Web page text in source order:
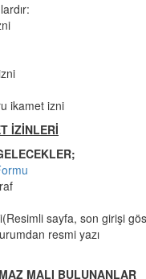
ikamet izni
İZİNLERİ
sayfa, son girişi
resmi yazı
MALI BULUNANLAR